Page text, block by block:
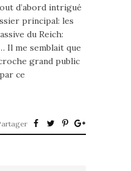
d’abord intrigué
principal: les
du Reich:
Il me semblait que
grand public
ce